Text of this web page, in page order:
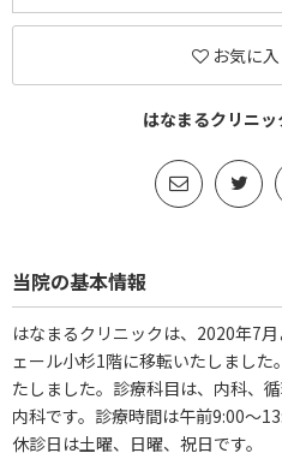
お気に
はなまるクリニ
当院の基本情報
はなまるクリニックは、2020年7
ェール小杉1階に移転いたしまし
たしました。診療科目は、内科、
内科です。診療時間は午前9:00～
休診日は土曜、日曜、祝日です。